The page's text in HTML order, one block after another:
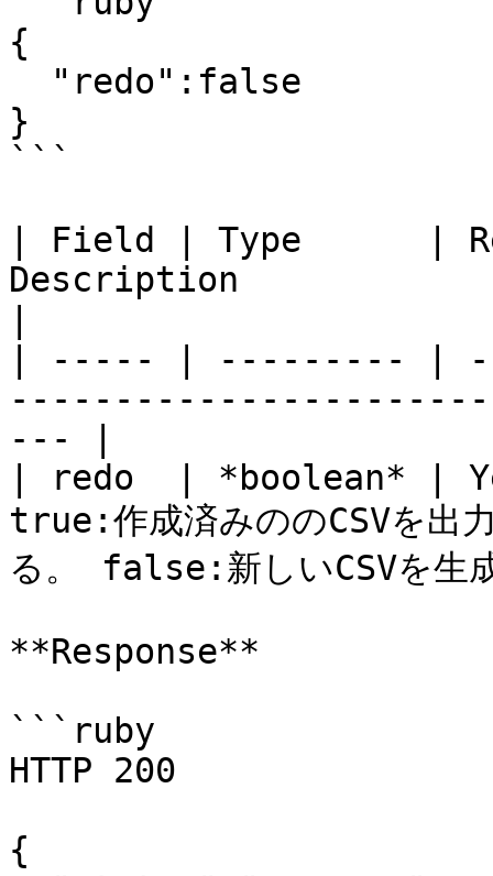
{
}
```
| Field | Type      |
Description
| ----- | --------- |
--- |
| redo  |
true:作成済みののCSVを出
る。 false:新しいCSVを生
**Response**
```ruby
HTTP 200
{